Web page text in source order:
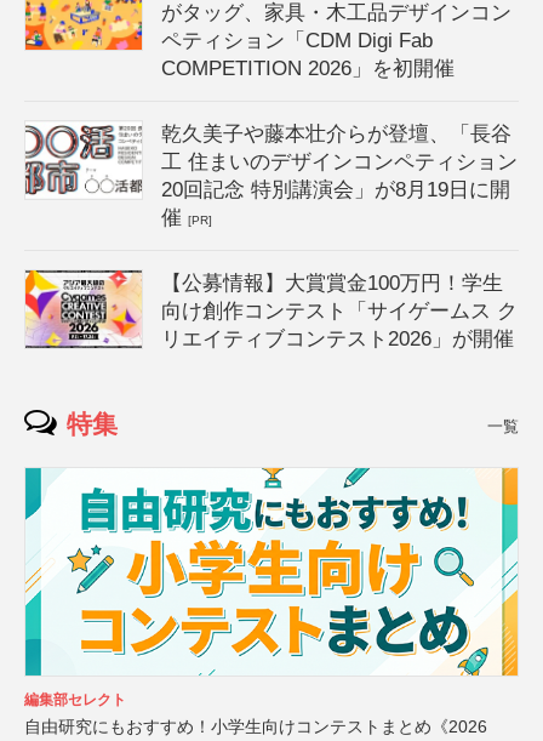
がタッグ、家具・木工品デザインコン
ペティション「CDM Digi Fab
COMPETITION 2026」を初開催
乾久美子や藤本壮介らが登壇、「長谷
工 住まいのデザインコンペティション
20回記念 特別講演会」が8月19日に開
催[PR]
【公募情報】大賞賞金100万円！学生
向け創作コンテスト「サイゲームス ク
リエイティブコンテスト2026」が開催
特集 一覧
編集部セレクト
自由研究にもおすすめ！小学生向けコンテストまとめ《2026